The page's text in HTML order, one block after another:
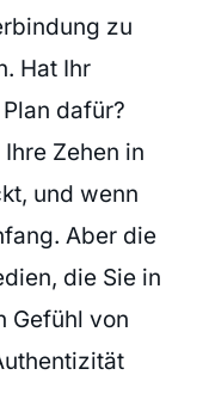
zu
Hat Ihr
dafür?
Zehen in
und wenn
Aber die
die Sie in
Gefühl von